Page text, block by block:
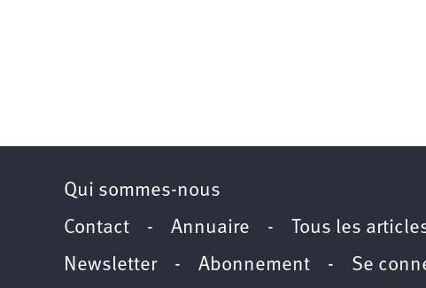
Qui sommes-nous
Contact - Annuaire - Tous les
Newsletter- Abonnement - Se